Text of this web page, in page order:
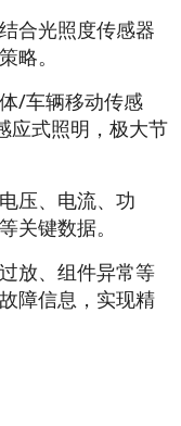
合光照度传感器
略。
/车辆移动传感
应式照明，极大节
压、电流、功
关键数据。
放、组件异常等
障信息，实现精